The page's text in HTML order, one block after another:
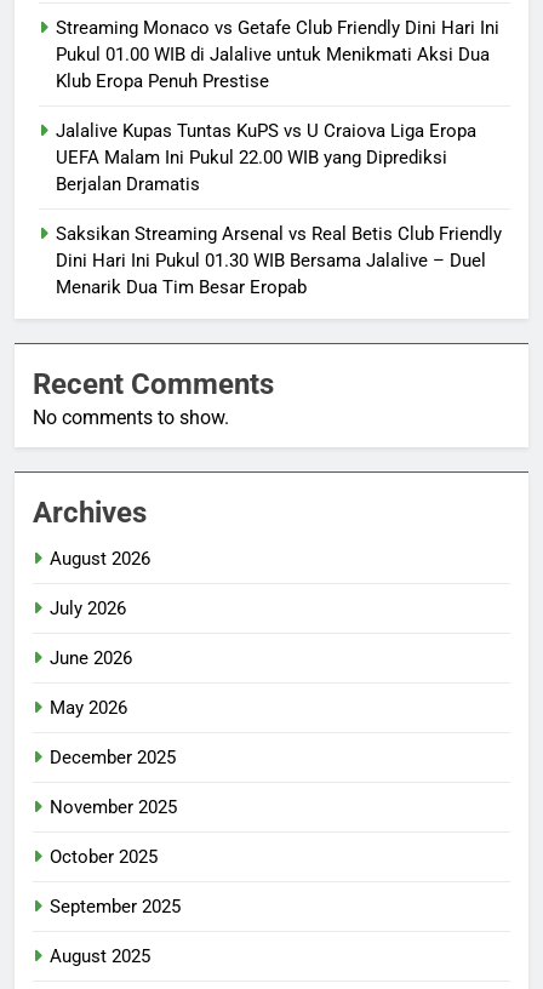
Streaming Monaco vs Getafe Club Friendly Dini Hari Ini
Pukul 01.00 WIB di Jalalive untuk Menikmati Aksi Dua
Klub Eropa Penuh Prestise
Jalalive Kupas Tuntas KuPS vs U Craiova Liga Eropa
UEFA Malam Ini Pukul 22.00 WIB yang Diprediksi
Berjalan Dramatis
Saksikan Streaming Arsenal vs Real Betis Club Friendly
Dini Hari Ini Pukul 01.30 WIB Bersama Jalalive – Duel
Menarik Dua Tim Besar Eropab
Recent Comments
No comments to show.
Archives
August 2026
July 2026
June 2026
May 2026
December 2025
November 2025
October 2025
September 2025
August 2025